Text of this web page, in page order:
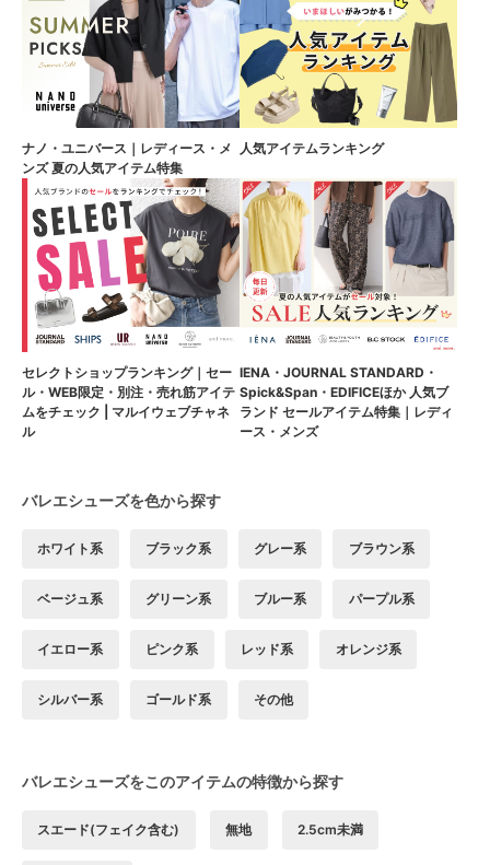
ナノ・ユニバース｜レディース・メ
ンズ 夏の人気アイテム特集
人気アイテムランキング
セレクトショップランキング｜セー
ル・WEB限定・別注・売れ筋アイテ
ムをチェック | マルイウェブチャネ
ル
IENA・JOURNAL STANDARD・
Spick&Span・EDIFICEほか 人気ブ
ランド セールアイテム特集｜レディ
ース・メンズ
バレエシューズを色から探す
ホワイト系 ブラック系 グレー系 ブラウン系
ベージュ系 グリーン系 ブルー系 パープル系
イエロー系 ピンク系 レッド系 オレンジ系
シルバー系 ゴールド系 その他
バレエシューズをこのアイテムの特徴から探す
スエード(フェイク含む) 無地 2.5cm未満